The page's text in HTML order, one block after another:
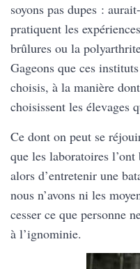
soyons pas dupes :
pratiquent les
brûlures ou la
Gageons que ces
choisis, à la manière
choisissent les élevages
Ce dont on peut se
que les laboratoires
alors d’entretenir une
nous n’avons ni les
cesser ce que personne
à l’ignominie.